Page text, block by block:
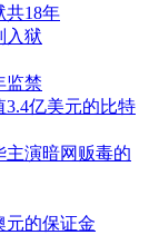
共18年
入狱
监禁
亿美元的比特
主演暗网贩毒的
元的保证金